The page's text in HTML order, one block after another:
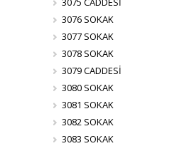
3076 SOKAK
3077 SOKAK
3078 SOKAK
3079 CADDESİ
3080 SOKAK
3081 SOKAK
3082 SOKAK
3083 SOKAK